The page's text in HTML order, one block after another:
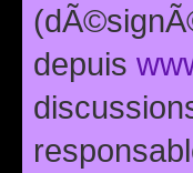
depuis